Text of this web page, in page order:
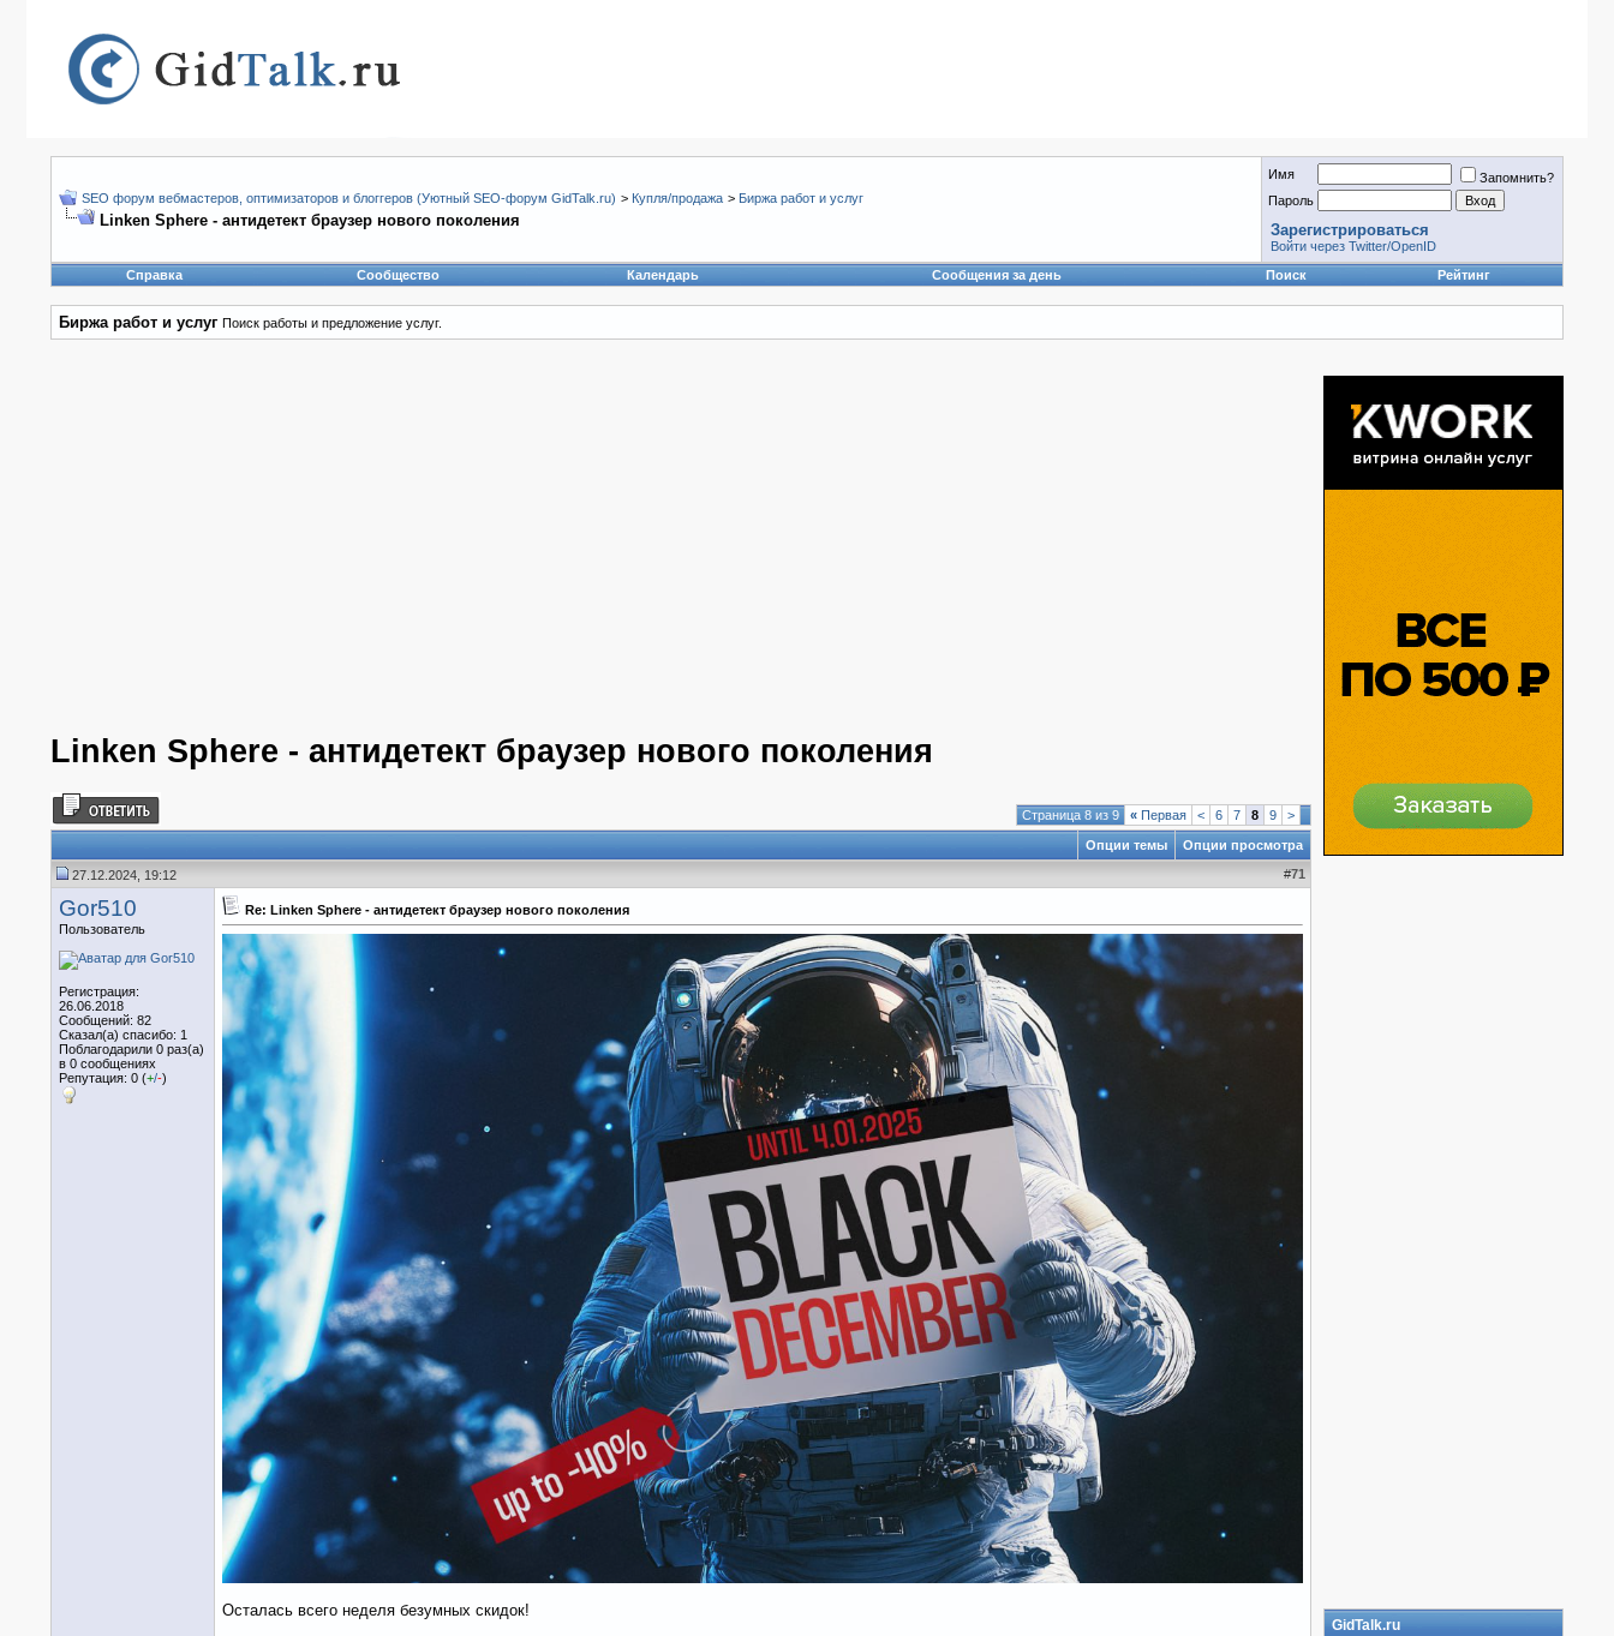
SEO форум вебмастеров, оптимизаторов и блоггеров (Уютный SEO-форум GidTalk.ru) > Купля/продажа > Биржа работ и услуг
Linken Sphere - антидетект браузер нового поколения
Имя
Запомнить?
Пароль
Зарегистрироваться
Войти через Twitter/OpenID
Справка
Сообщество Календарь Сообщения за день Поиск Рейтинг
Биржа работ и услуг Поиск работы и предложение услуг.
Linken Sphere - антидетект браузер нового поколения
Страница 8 из 9 « Первая < 6 7 8 9 >
Опции темы Опции просмотра
27.12.2024, 19:12 #71
Gor510
Пользователь
Регистрация:
26.06.2018
Сообщений: 82
Сказал(а) спасибо: 1
Поблагодарили 0 раз(а)
в 0 сообщениях
Репутация: 0 (+/-)
Re: Linken Sphere - антидетект браузер нового поколения
Осталась всего неделя безумных скидок!
GidTalk.ru